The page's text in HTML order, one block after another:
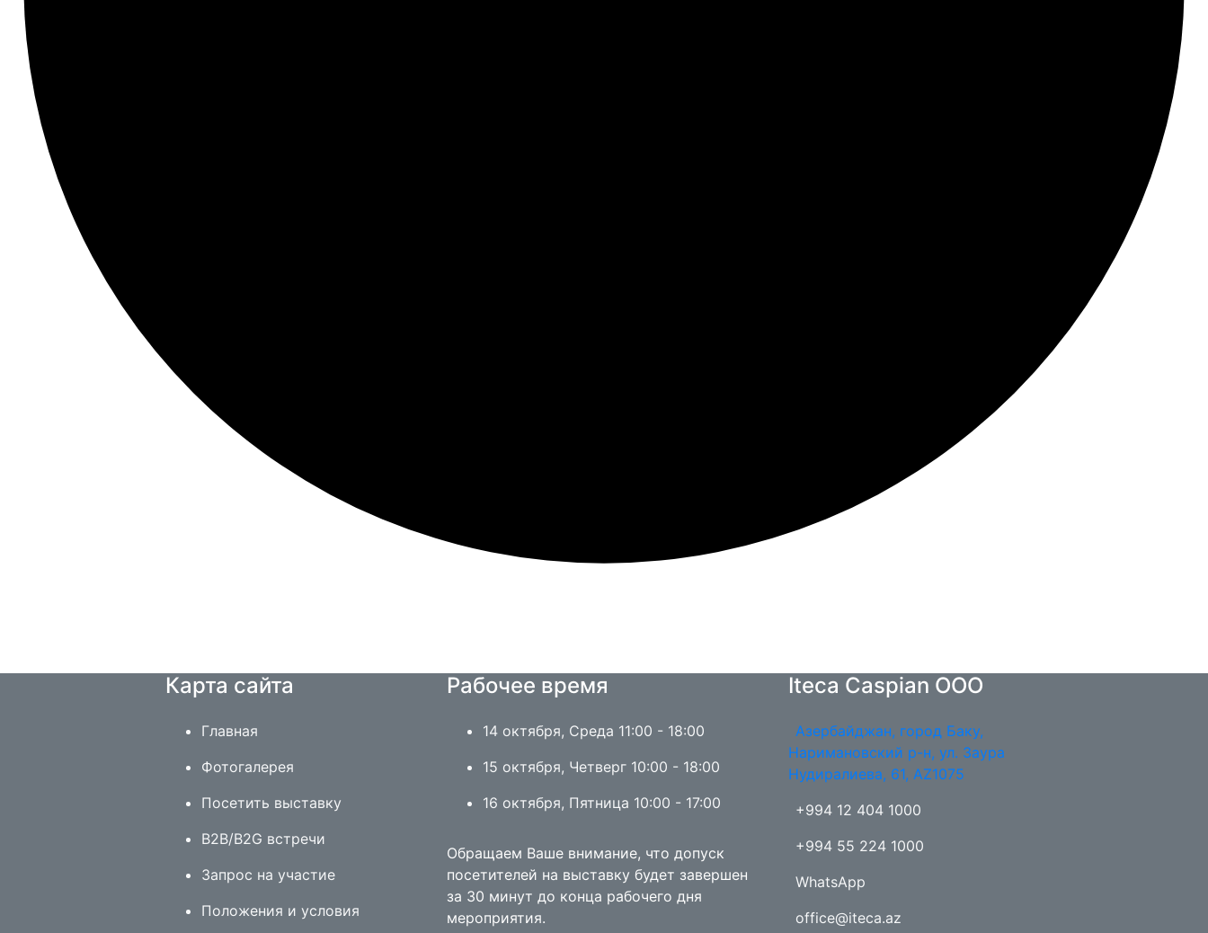
Карта сайта
Главная
Фотогалерея
Посетить выставку
B2B/B2G встречи
Запрос на участие
Положения и условия
Рабочее время
14 октября, Среда 11:00 - 18:00
15 октября, Четверг 10:00 - 18:00
16 октября, Пятница 10:00 - 17:00
Обращаем Ваше внимание, что допуск
посетителей на выставку будет завершен
за 30 минут до конца рабочего дня
мероприятия.
Iteca Caspian OOO
Азербайджан, город Баку,
Наримановский р-н, ул. Заура
Нудиралиева, 61, AZ1075
+994 12 404 1000
+994 55 224 1000
WhatsApp
office@iteca.az